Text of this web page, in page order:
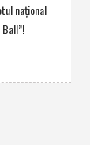
naţional